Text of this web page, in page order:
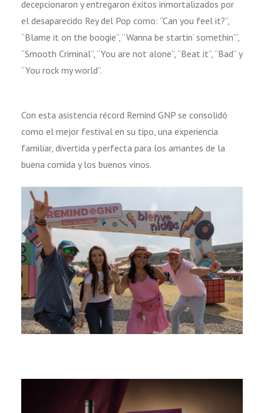
decepcionaron y entregaron éxitos inmortalizados por
el desaparecido Rey del Pop como: “Can you feel it?”,
“Blame it on the boogie”, “Wanna be startin’ somethin’”,
“Smooth Criminal”, “You are not alone”, “Beat it”, “Bad” y
“You rock my world”.
Con esta asistencia récord Remind GNP se consolidó
como el mejor festival en su tipo, una experiencia
familiar, divertida y perfecta para los amantes de la
buena comida y los buenos vinos.